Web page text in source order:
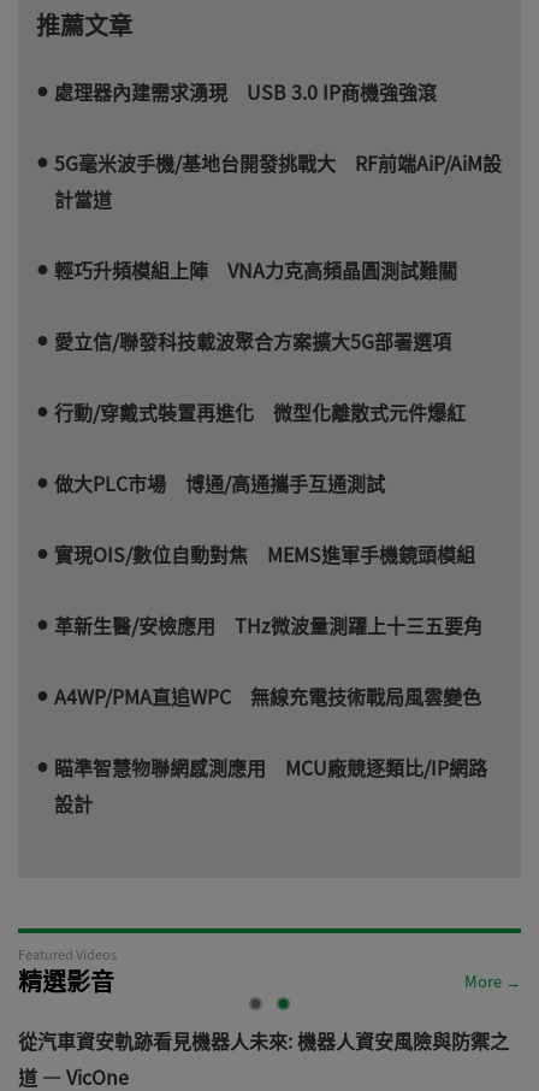
推薦文章
處理器內建需求湧現 USB 3.0 IP商機強強滾
5G毫米波手機/基地台開發挑戰大 RF前端AiP/AiM設
計當道
輕巧升頻模組上陣 VNA力克高頻晶圓測試難關
愛立信/聯發科技載波聚合方案擴大5G部署選項
行動/穿戴式裝置再進化 微型化離散式元件爆紅
做大PLC市場 博通/高通攜手互通測試
實現OIS/數位自動對焦 MEMS進軍手機鏡頭模組
革新生醫/安檢應用 THz微波量測躍上十三五要角
A4WP/PMA直追WPC 無線充電技術戰局風雲變色
瞄準智慧物聯網感測應用 MCU廠競逐類比/IP網路
設計
Featured Videos
精選影音 More →
從汽車資安軌跡看見機器人未來: 機器人資安風險與防禦之
道 — VicOne